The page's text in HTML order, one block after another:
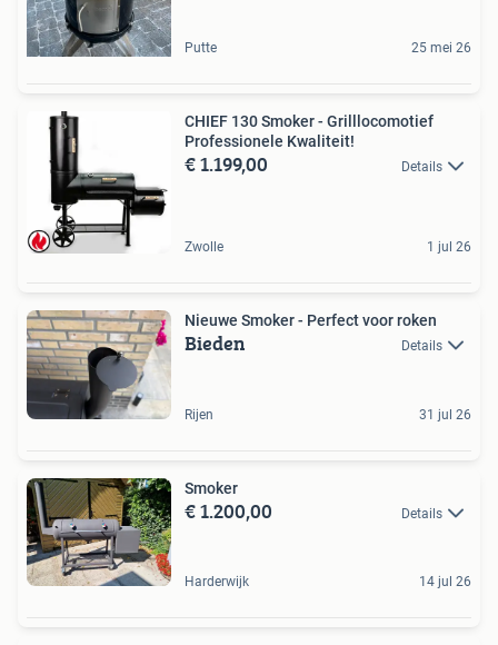
Putte 25 mei 26
CHIEF 130 Smoker - Grilllocomotief
Professionele Kwaliteit!
€ 1.199,00 Details
Zwolle 1 jul 26
Nieuwe Smoker - Perfect voor roken
Bieden Details
Rijen 31 jul 26
Smoker
€ 1.200,00 Details
Harderwijk 14 jul 26